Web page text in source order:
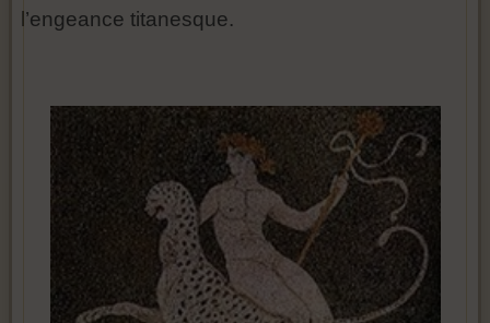
l’engeance titanesque.